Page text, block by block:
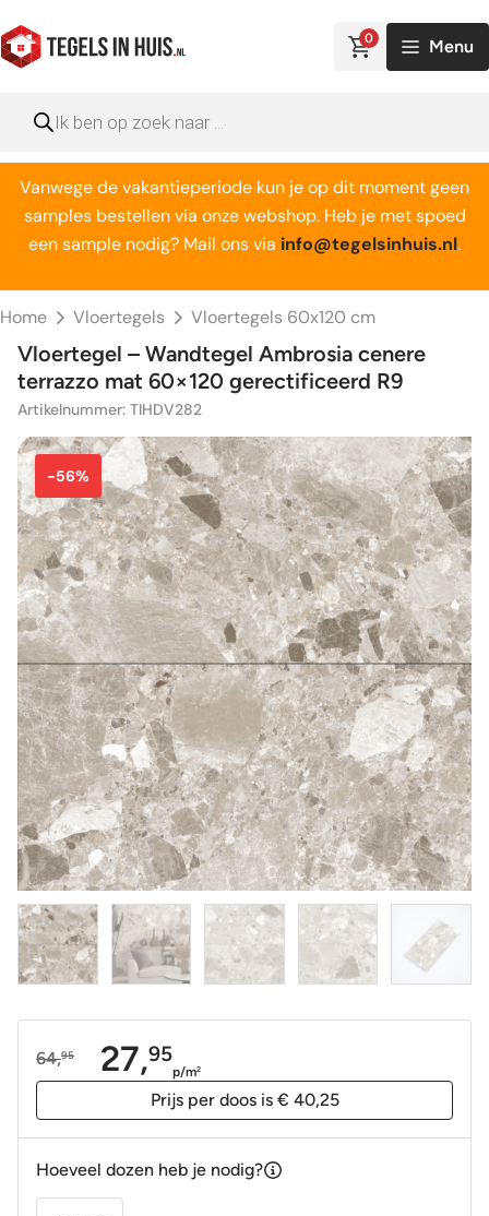
naar
de
0 Menu
zoeken
Vanwege de vakantieperiode kun je op dit moment geen
samples bestellen via onze webshop. Heb je met spoed
een sample nodig? Mail ons via info@tegelsinhuis.nl.
Home Vloertegels Vloertegels 60x120 cm
Vloertegel – Wandtegel Ambrosia cenere
terrazzo mat 60×120 gerectificeerd R9
Artikelnummer: TIHDV282
-56%
64,95
Oorspronkelijke
27,95
Huidige
p/m2
Prijs per doos is € 40,25
Hoeveel dozen heb je nodig?